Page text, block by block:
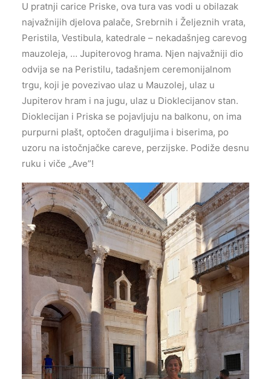
U pratnji carice Priske, ova tura vas vodi u obilazak
najvažnijih djelova palače, Srebrnih i Željeznih vrata,
Peristila, Vestibula, katedrale – nekadašnjeg carevog
mauzoleja, … Jupiterovog hrama. Njen najvažniji dio
odvija se na Peristilu, tadašnjem ceremonijalnom
trgu, koji je povezivao ulaz u Mauzolej, ulaz u
Jupiterov hram i na jugu, ulaz u Dioklecijanov stan.
Dioklecijan i Priska se pojavljuju na balkonu, on ima
purpurni plašt, optočen draguljima i biserima, po
uzoru na istočnjačke careve, perzijske. Podiže desnu
ruku i viče „Ave”!